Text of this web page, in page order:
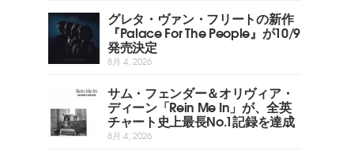
グレタ・ヴァン・フリートの新作
『Palace For The People』が10/9
発売決定
8月 4, 2026
サム・フェンダー＆オリヴィア・
ディーン「Rein Me In」が、全英
チャート史上最長No.1記録を達成
8月 4, 2026